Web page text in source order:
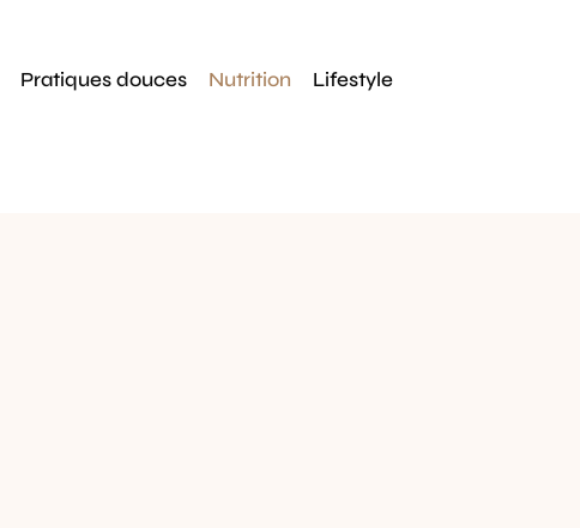
Pratiques douces Nutrition Lifestyle